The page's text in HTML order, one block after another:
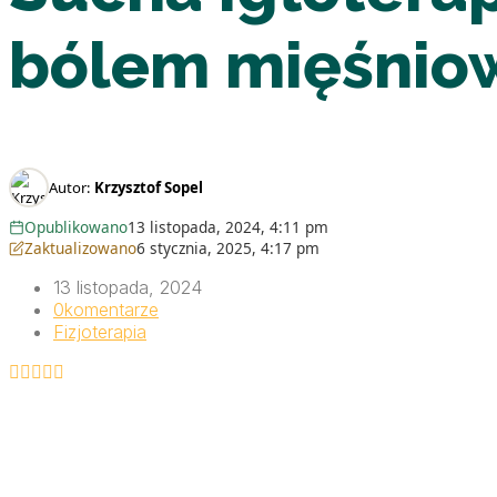
bólem
Autor: Krzysztof Sopel
Opublikowano13 listopada, 2024, 4:11 pm
Zaktualizowano6 stycznia, 2025, 4:17 pm
13 listopada, 2024
0komentarze
Fizjoterapia